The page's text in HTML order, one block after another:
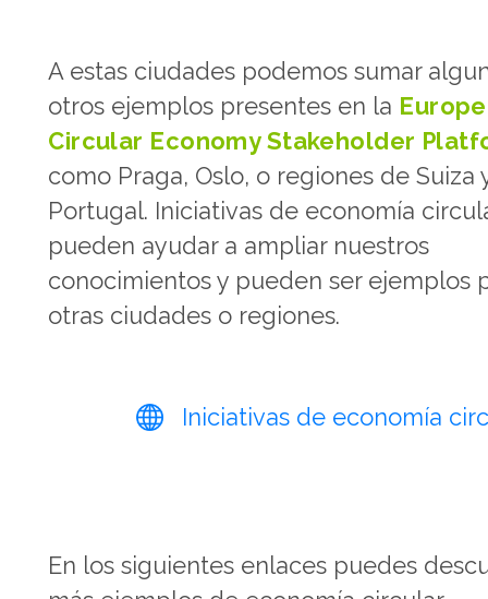
A estas ciudades podemos sumar
otros ejemplos presentes en la
Circular Economy Stakeholder
como Praga, Oslo, o regiones de Suiza
Portugal. Iniciativas de economía
pueden ayudar a ampliar nuestros
conocimientos y pueden ser ejemplos
otras ciudades o regiones.
Iniciativas de economía
En los siguientes enlaces puedes